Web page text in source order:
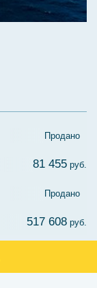
Продано
81 455 руб.
Продано
517 608 руб.